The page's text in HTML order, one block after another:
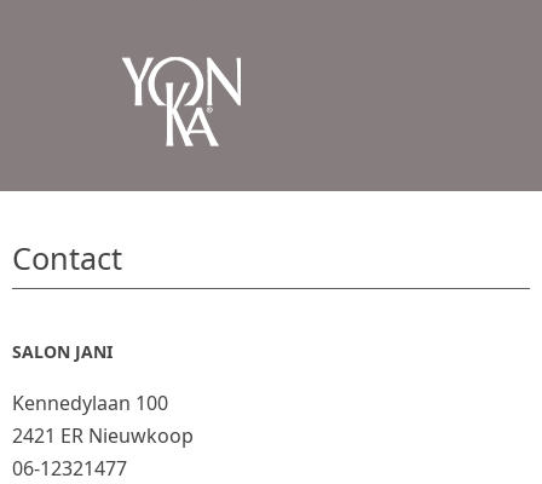
Contact
SALON JANI
Kennedylaan 100
2421 ER Nieuwkoop
06-12321477